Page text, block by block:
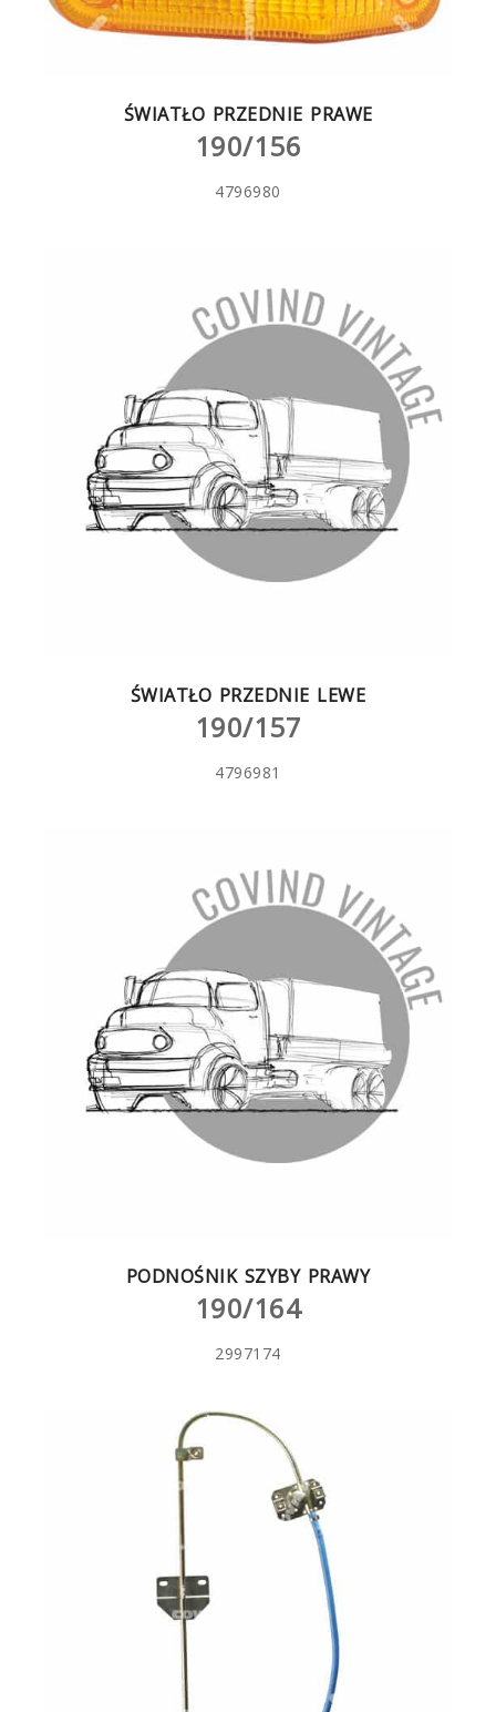
ŚWIATŁO PRZEDNIE PRAWE
190/156
4796980
ŚWIATŁO PRZEDNIE LEWE
190/157
4796981
PODNOŚNIK SZYBY PRAWY
190/164
2997174